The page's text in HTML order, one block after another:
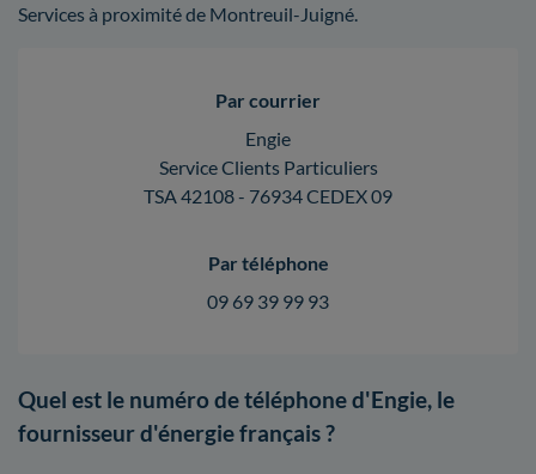
Services à proximité de Montreuil-Juigné.
Par courrier
Engie
Service Clients Particuliers
TSA 42108 - 76934 CEDEX 09
Par téléphone
09 69 39 99 93
Quel est le numéro de téléphone d'Engie, le
fournisseur d'énergie français ?